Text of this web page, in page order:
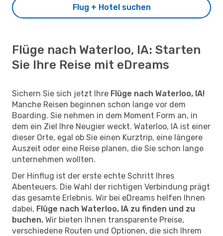
Flug + Hotel suchen
Flüge nach Waterloo, IA: Starten
Sie Ihre Reise mit eDreams
Sichern Sie sich jetzt Ihre Flüge nach Waterloo, IA!
Manche Reisen beginnen schon lange vor dem
Boarding. Sie nehmen in dem Moment Form an, in
dem ein Ziel Ihre Neugier weckt. Waterloo, IA ist einer
dieser Orte, egal ob Sie einen Kurztrip, eine längere
Auszeit oder eine Reise planen, die Sie schon lange
unternehmen wollten.
Der Hinflug ist der erste echte Schritt Ihres
Abenteuers. Die Wahl der richtigen Verbindung prägt
das gesamte Erlebnis. Wir bei eDreams helfen Ihnen
dabei, Flüge nach Waterloo, IA zu finden und zu
buchen. Wir bieten Ihnen transparente Preise,
verschiedene Routen und Optionen, die sich Ihrem